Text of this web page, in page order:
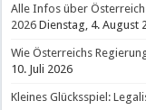
Alle Infos über
2026 Dienstag, 4. August
Wie Österreichs
10. Juli 2026
Kleines Glücksspiel: